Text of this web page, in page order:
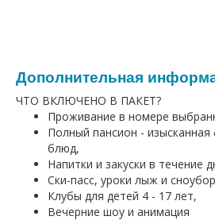
Дополнительная
ЧТО ВКЛЮЧЕНО В ПАКЕТ?
Проживание в номере
Полный пансион - изысканная
блюд,
Напитки и закуски в течение
Ски-пасс, уроки лыж и
Клубы для детей 4 - 17 лет,
Вечерние шоу и анимация